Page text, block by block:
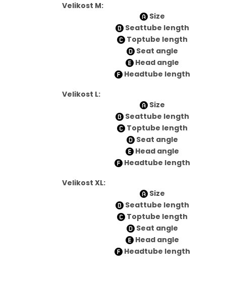
Velikost M:
Size
Seattube length
Toptube length
Seat angle
Head angle
Headtube length
Velikost L:
Size
Seattube length
Toptube length
Seat angle
Head angle
Headtube length
Velikost XL:
Size
Seattube length
Toptube length
Seat angle
Head angle
Headtube length